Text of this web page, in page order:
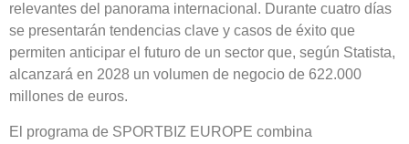
relevantes del panorama internacional. Durante cuatro días
se presentarán tendencias clave y casos de éxito que
permiten anticipar el futuro de un sector que, según Statista,
alcanzará en 2028 un volumen de negocio de 622.000
millones de euros.
El programa de SPORTBIZ EUROPE combina